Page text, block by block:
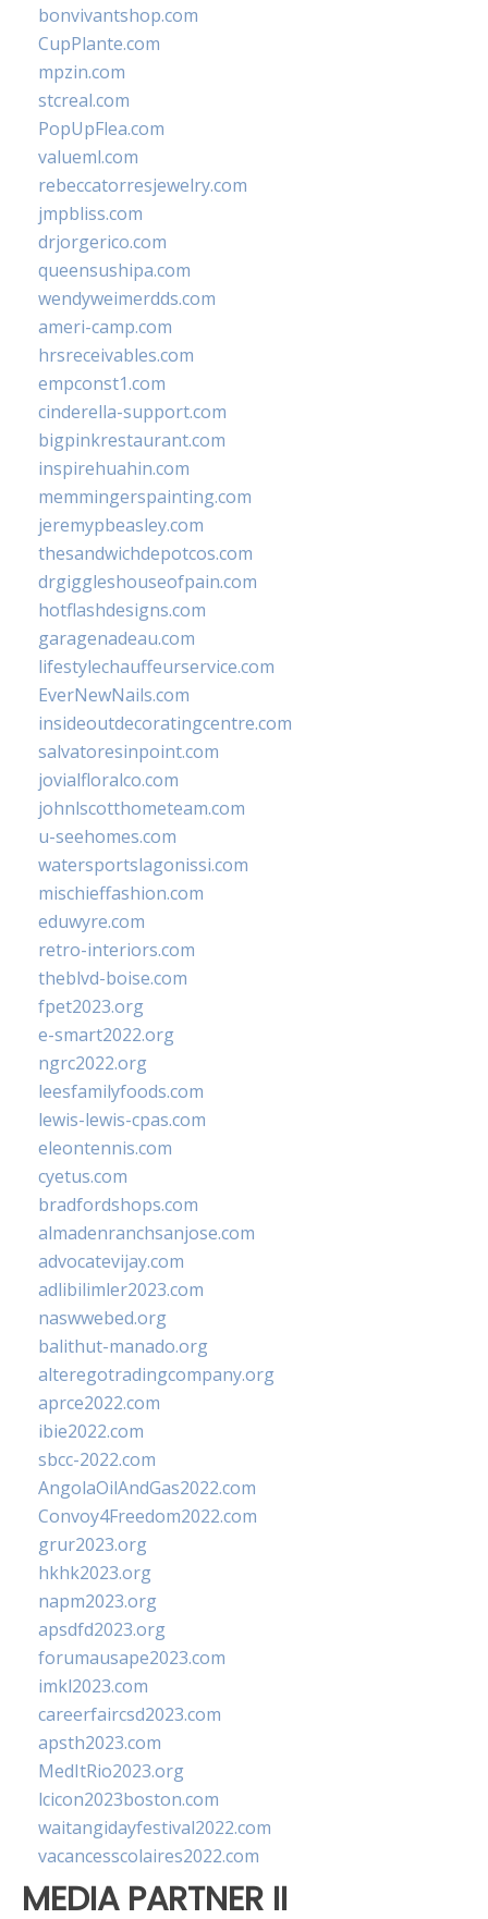
bonvivantshop.com
CupPlante.com
mpzin.com
stcreal.com
PopUpFlea.com
valueml.com
rebeccatorresjewelry.com
jmpbliss.com
drjorgerico.com
queensushipa.com
wendyweimerdds.com
ameri-camp.com
hrsreceivables.com
empconst1.com
cinderella-support.com
bigpinkrestaurant.com
inspirehuahin.com
memmingerspainting.com
jeremypbeasley.com
thesandwichdepotcos.com
drgiggleshouseofpain.com
hotflashdesigns.com
garagenadeau.com
lifestylechauffeurservice.com
EverNewNails.com
insideoutdecoratingcentre.com
salvatoresinpoint.com
jovialfloralco.com
johnlscotthometeam.com
u-seehomes.com
watersportslagonissi.com
mischieffashion.com
eduwyre.com
retro-interiors.com
theblvd-boise.com
fpet2023.org
e-smart2022.org
ngrc2022.org
leesfamilyfoods.com
lewis-lewis-cpas.com
eleontennis.com
cyetus.com
bradfordshops.com
almadenranchsanjose.com
advocatevijay.com
adlibilimler2023.com
naswwebed.org
balithut-manado.org
alteregotradingcompany.org
aprce2022.com
ibie2022.com
sbcc-2022.com
AngolaOilAndGas2022.com
Convoy4Freedom2022.com
grur2023.org
hkhk2023.org
napm2023.org
apsdfd2023.org
forumausape2023.com
imkl2023.com
careerfaircsd2023.com
apsth2023.com
MedItRio2023.org
lcicon2023boston.com
waitangidayfestival2022.com
vacancesscolaires2022.com
MEDIA PARTNER II